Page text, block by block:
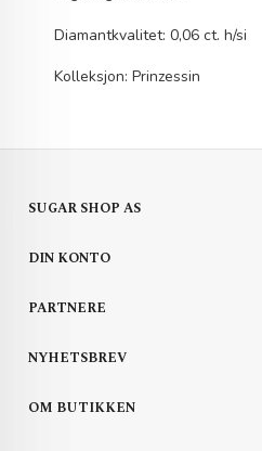
Diamantkvalitet: 0,06 ct. h/si
Kolleksjon: Prinzessin
SUGAR SHOP AS
DIN KONTO
PARTNERE
NYHETSBREV
OM BUTIKKEN